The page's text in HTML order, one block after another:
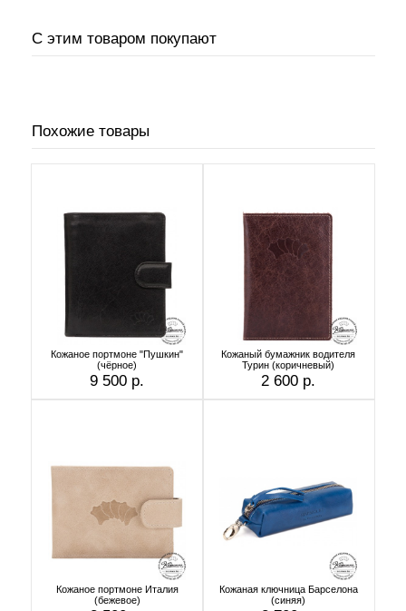
С этим товаром покупают
Похожие товары
Кожаное портмоне "Пушкин"
(чёрное)
9 500 р.
Кожаный бумажник водителя
Турин (коричневый)
2 600 р.
Кожаное портмоне Италия
(бежевое)
Кожаная ключница Барселона
(синяя)